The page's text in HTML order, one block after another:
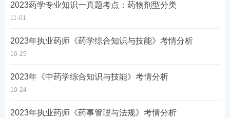
2023药学专业知识一真题考点：药物剂型分类
11-01
2023年执业药师《药学综合知识与技能》考情分析
10-25
2023年《中药学综合知识与技能》考情分析
10-24
2023年执业药师《药事管理与法规》考情分析